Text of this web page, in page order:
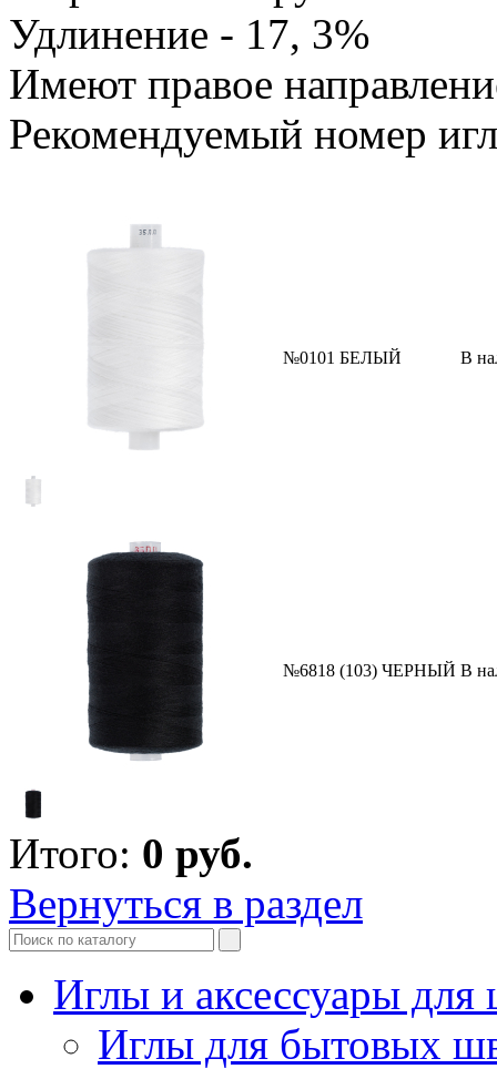
Удлинение - 17, 3%
Имеют правое
Рекомендуемый номер
№0101 БЕЛЫЙ В
№6818 (103) ЧЕРНЫЙ В
Итого: 0 руб.
Вернуться в раздел
Иглы и аксессуары
Иглы для бытовых